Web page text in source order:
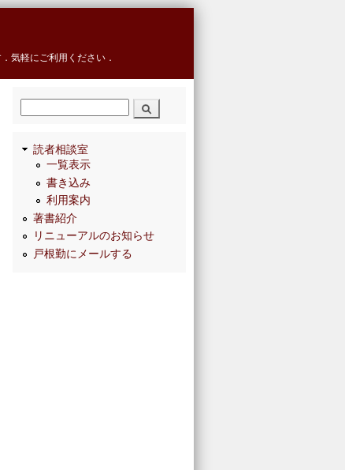
気軽にご利用ください．
検索
読者相談室
一覧表示
書き込み
利用案内
著書紹介
リニューアルのお知らせ
戸根勤にメールする